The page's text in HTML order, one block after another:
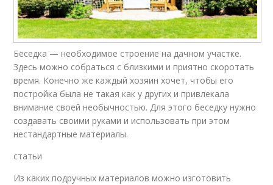
Беседка — необходимое строение на дачном участке.
Здесь можно собраться с близкими и приятно скоротать
время. Конечно же каждый хозяин хочет, чтобы его
постройка была не такая как у других и привлекала
внимание своей необычностью. Для этого беседку нужно
создавать своими руками и использовать при этом
нестандартные материалы.
статьи
Из каких подручных материалов можно изготовить